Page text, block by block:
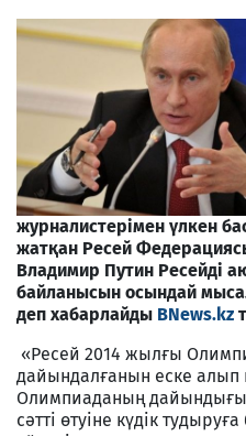
журналистерімен үлкен
жатқан Ресей
Владимир Путин Ресейді
байланысын осындай
деп хабарлайды BNews.kz
«Ресей 2014 жылғы
дайындалғанын еске алып
Олимпиаданың
сәтті өтуіне күдік